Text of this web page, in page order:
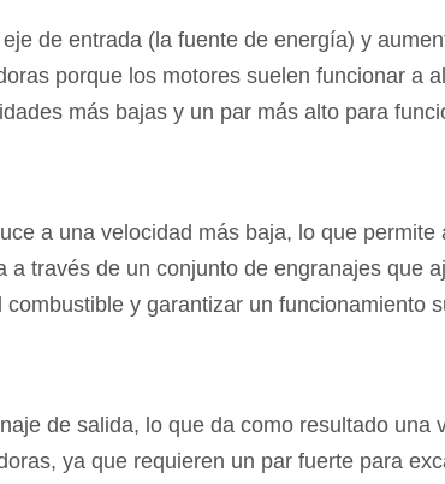
de entrada (la fuente de energía) y
porque los motores suelen funcionar a
más bajas y un par más alto para
a una velocidad más baja, lo que permite
través de un conjunto de engranajes que
y garantizar un funcionamiento
de salida, lo que da como resultado una
ya que requieren un par fuerte para